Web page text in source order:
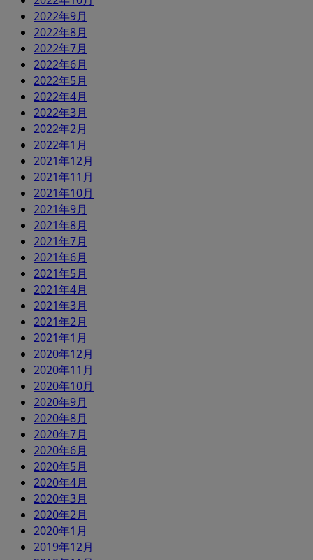
2022年9月
2022年8月
2022年7月
2022年6月
2022年5月
2022年4月
2022年3月
2022年2月
2022年1月
2021年12月
2021年11月
2021年10月
2021年9月
2021年8月
2021年7月
2021年6月
2021年5月
2021年4月
2021年3月
2021年2月
2021年1月
2020年12月
2020年11月
2020年10月
2020年9月
2020年8月
2020年7月
2020年6月
2020年5月
2020年4月
2020年3月
2020年2月
2020年1月
2019年12月